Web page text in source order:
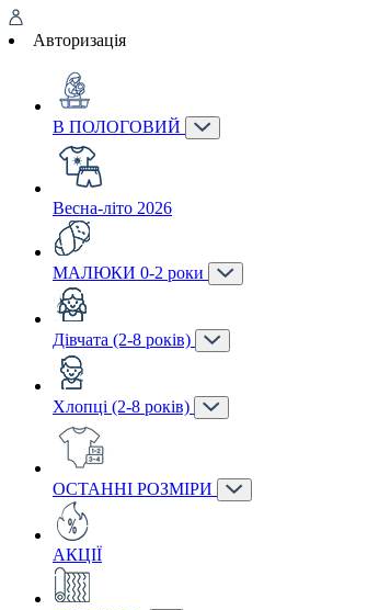
Авторизація
В ПОЛОГОВИЙ
Весна-літо 2026
МАЛЮКИ 0-2 роки
Дівчата (2-8 років)
Хлопці (2-8 років)
ОСТАННІ РОЗМІРИ
АКЦІЇ